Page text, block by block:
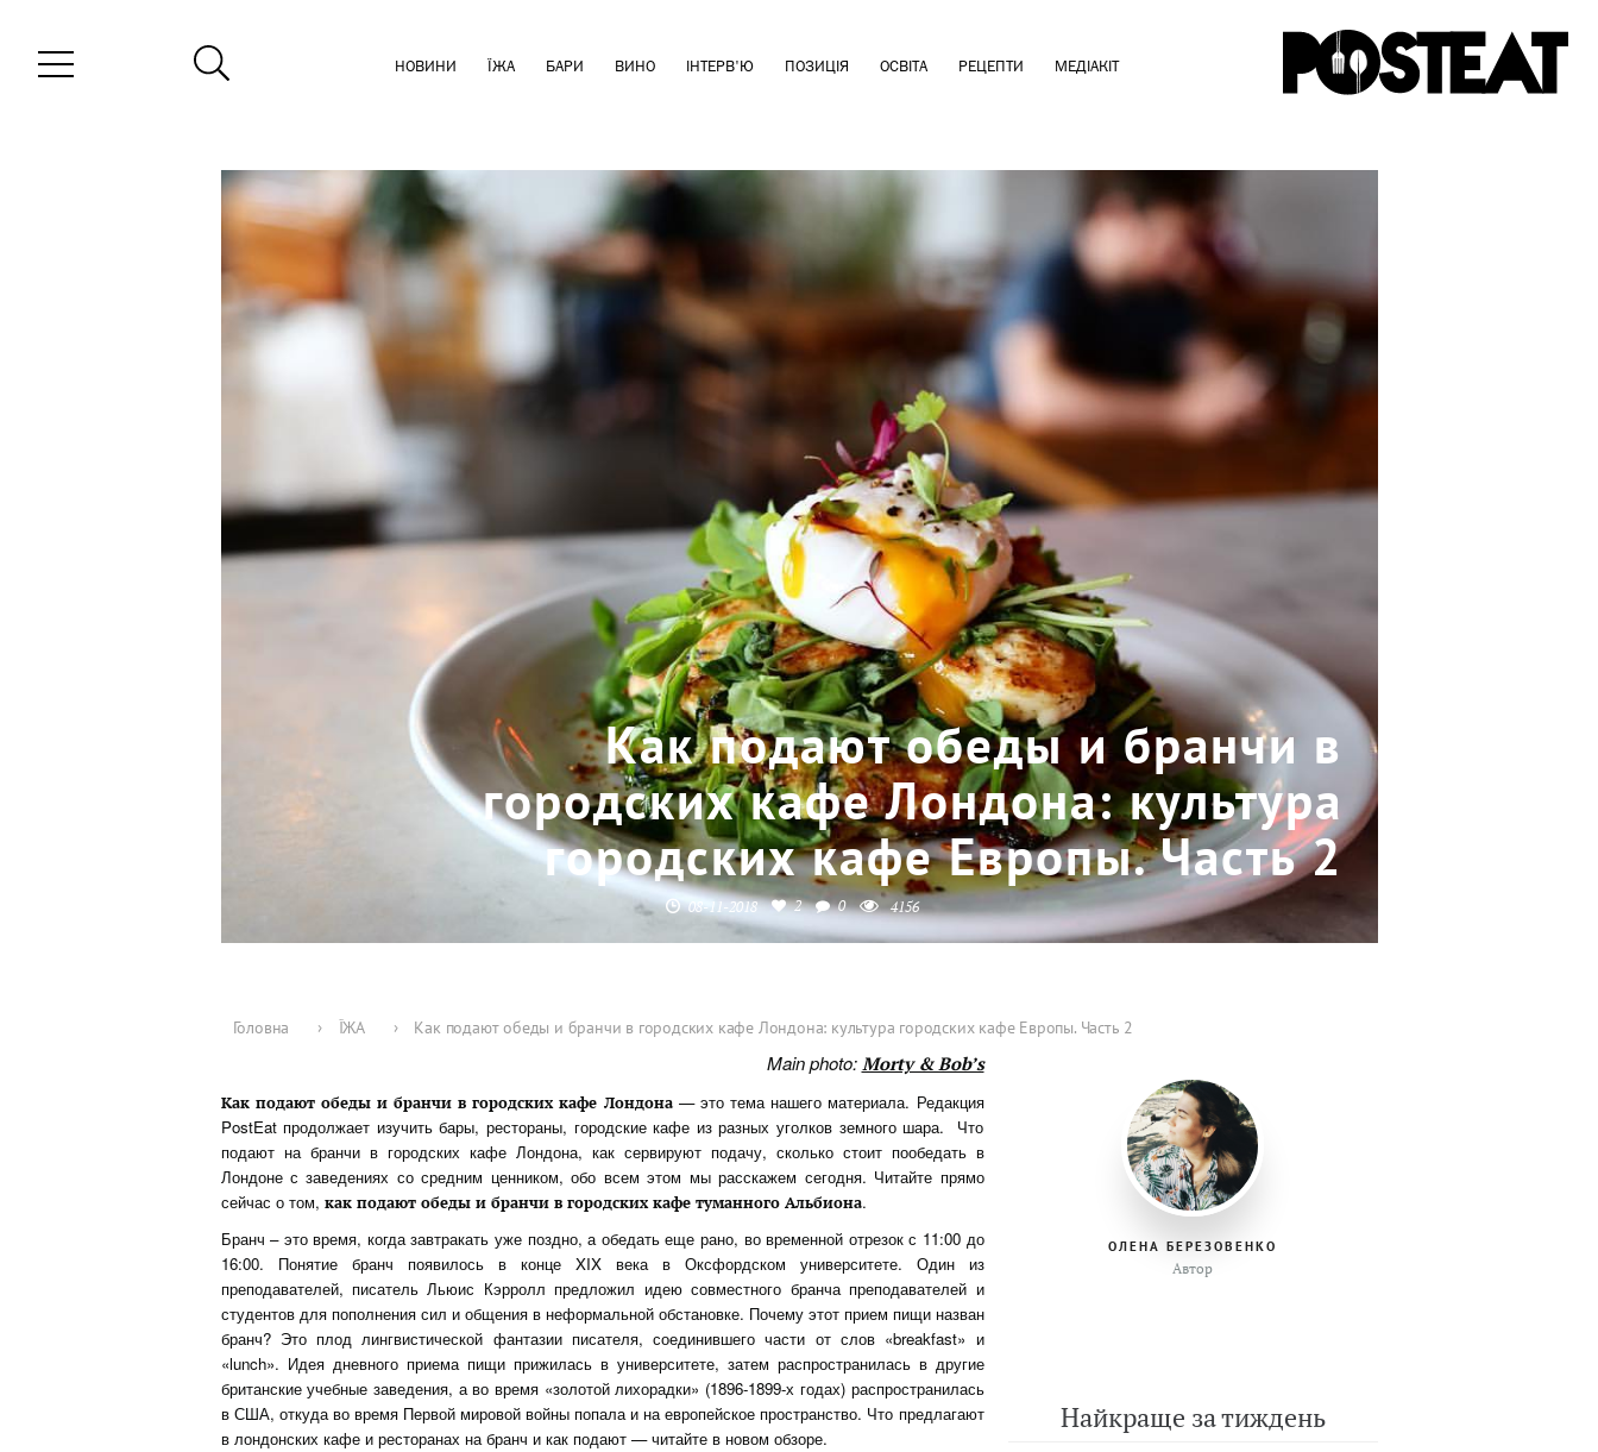
НОВИНИ ЇЖА БАРИ ВИНО ІНТЕРВ'Ю ПОЗИЦІЯ ОСВІТА РЕЦЕПТИ МЕДІАКІТ
Как подают обеды и бранчи в
городских кафе Лондона: культура
городских кафе Европы. Часть 2
08-11-2018 2 0 4156
Головна › ЇЖА › Как подают обеды и бранчи в городских кафе Лондона: культура городских кафе Европы. Часть 2
Main photo: Morty & Bob’s
Как подают обеды и бранчи в городских кафе Лондона — это тема нашего материала. Редакция
PostEat продолжает изучить бары, рестораны, городские кафе из разных уголков земного шара. Что
подают на бранчи в городских кафе Лондона, как сервируют подачу, сколько стоит пообедать в
Лондоне с заведениях со средним ценником, обо всем этом мы расскажем сегодня. Читайте прямо
сейчас о том, как подают обеды и бранчи в городских кафе туманного Альбиона.
Бранч – это время, когда завтракать уже поздно, а обедать еще рано, во временной отрезок с 11:00 до
16:00. Понятие бранч появилось в конце XIX века в Оксфордском университете. Один из
преподавателей, писатель Льюис Кэрролл предложил идею совместного бранча преподавателей и
студентов для пополнения сил и общения в неформальной обстановке. Почему этот прием пищи назван
бранч? Это плод лингвистической фантазии писателя, соединившего части от слов «breakfast» и
«lunch». Идея дневного приема пищи прижилась в университете, затем распространилась в другие
британские учебные заведения, а во время «золотой лихорадки» (1896-1899-х годах) распространилась
в США, откуда во время Первой мировой войны попала и на европейское пространство. Что предлагают
в лондонских кафе и ресторанах на бранч и как подают — читайте в новом обзоре.
ОЛЕНА БЕРЕЗОВЕНКО
Автор
Найкраще за тиждень